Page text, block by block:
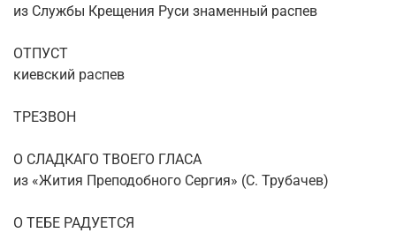
из Службы Крещения Руси знаменный распев
ОТПУСТ
киевский распев
ТРЕЗВОН
О СЛАДКАГО ТВОЕГО ГЛАСА
из «Жития Преподобного Сергия» (С. Трубачев)
О ТЕБЕ РАДУЕТСЯ